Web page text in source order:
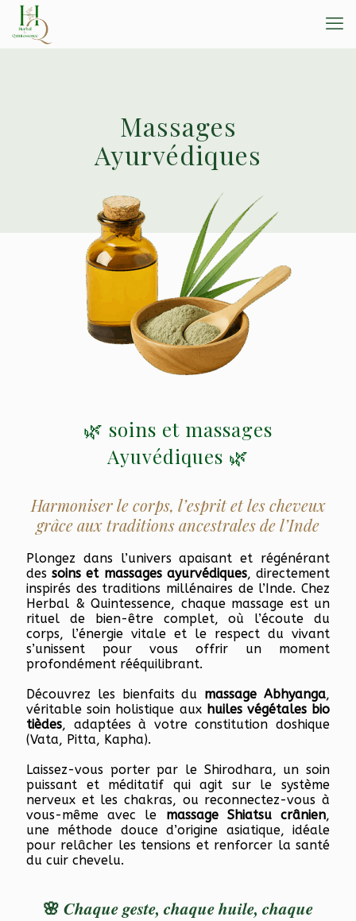
Massages
Ayurvédiques
🌿 soins et massages
Ayuvédiques 🌿
Harmoniser le corps, l’esprit et les cheveux
grâce aux traditions ancestrales de l’Inde
Plongez dans l’univers apaisant et régénérant
dessoins et massages ayurvédiques, directement
inspirés des traditions millénaires de l’Inde. Chez
Herbal & Quintessence, chaque massage est un
rituel de bien-être complet, où l’écoute du
corps, l’énergie vitale et le respect du vivant
s’unissent pour vous offrir un moment
profondément rééquilibrant.
Découvrez les bienfaits du massage Abhyanga,
véritable soin holistique aux huiles végétales bio
tièdes, adaptées à votre constitution doshique
(Vata, Pitta, Kapha).
Laissez-vous porter par le Shirodhara, un soin
puissant et méditatif qui agit sur le système
nerveux et les chakras, ou reconnectez-vous à
vous-même avec le massage Shiatsu crânien,
une méthode douce d’origine asiatique, idéale
pour relâcher les tensions et renforcer la santé
du cuir chevelu.
🌸 Chaque geste, chaque huile, chaque